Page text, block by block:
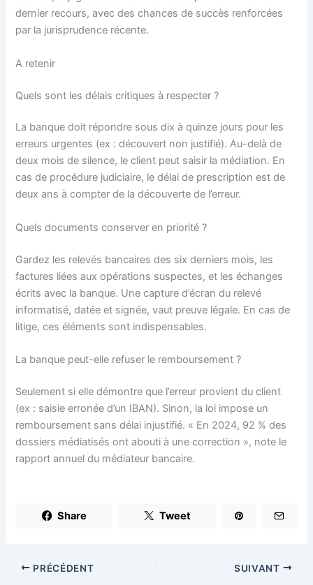
dernier recours, avec des chances de succès renforcées
par la jurisprudence récente.
A retenir
Quels sont les délais critiques à respecter ?
La banque doit répondre sous dix à quinze jours pour les
erreurs urgentes (ex : découvert non justifié). Au-delà de
deux mois de silence, le client peut saisir la médiation. En
cas de procédure judiciaire, le délai de prescription est de
deux ans à compter de la découverte de l’erreur.
Quels documents conserver en priorité ?
Gardez les relevés bancaires des six derniers mois, les
factures liées aux opérations suspectes, et les échanges
écrits avec la banque. Une capture d’écran du relevé
informatisé, datée et signée, vaut preuve légale. En cas de
litige, ces éléments sont indispensables.
La banque peut-elle refuser le remboursement ?
Seulement si elle démontre que l’erreur provient du client
(ex : saisie erronée d’un IBAN). Sinon, la loi impose un
remboursement sans délai injustifié. « En 2024, 92 % des
dossiers médiatisés ont abouti à une correction », note le
rapport annuel du médiateur bancaire.
Share Tweet
PRÉCÉDENT SUIVANT